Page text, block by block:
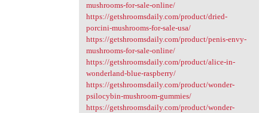
mushrooms-for-sale-online/
https://getshroomsdaily.com/product/dried-
porcini-mushrooms-for-sale-usa/
https://getshroomsdaily.com/product/penis-envy-
mushrooms-for-sale-online/
https://getshroomsdaily.com/product/alice-in-
wonderland-blue-raspberry/
https://getshroomsdaily.com/product/wonder-
psilocybin-mushroom-gummies/
https://getshroomsdaily.com/product/wonder-